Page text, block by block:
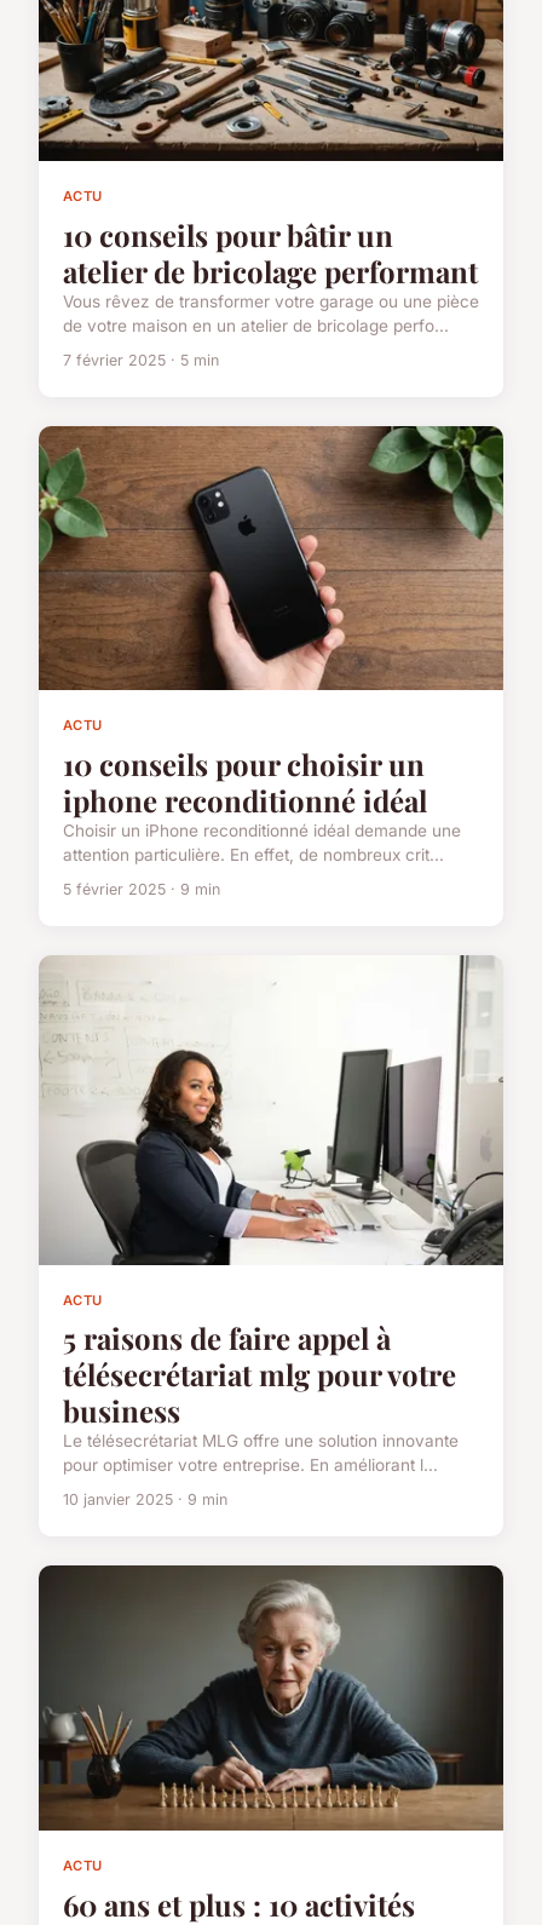
ACTU
10 conseils pour bâtir un
atelier de bricolage performant
Vous rêvez de transformer votre garage ou une pièce
de votre maison en un atelier de bricolage perfo...
7 février 2025 · 5 min
ACTU
10 conseils pour choisir un
iphone reconditionné idéal
Choisir un iPhone reconditionné idéal demande une
attention particulière. En effet, de nombreux crit...
5 février 2025 · 9 min
ACTU
5 raisons de faire appel à
télésecrétariat mlg pour votre
business
Le télésecrétariat MLG offre une solution innovante
pour optimiser votre entreprise. En améliorant l...
10 janvier 2025 · 9 min
ACTU
60 ans et plus : 10 activités